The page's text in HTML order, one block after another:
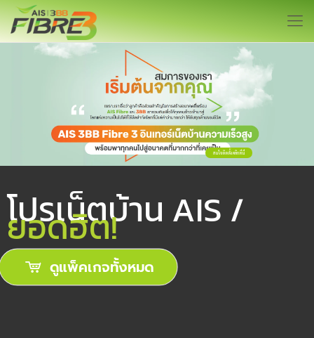
สนใจติดตั้ง คลิกที่นี่
โปรเน็ตบ้าน AIS /
ยอดฮิต!
ดูแพ็คเกจทั้งหมด